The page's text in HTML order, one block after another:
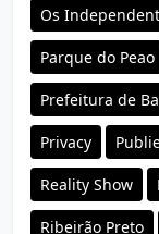
Os
Parque do Peao
Prefeitura de
Privacy
Reality Show
Ribeirão Preto